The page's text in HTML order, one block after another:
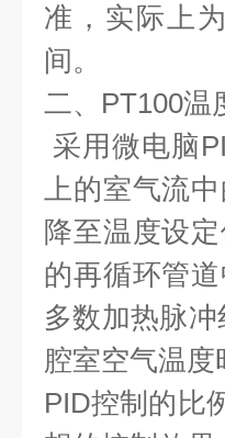
准，实际上
间。
二、PT100温
采用微电脑
上的室气流
降至温度设
的再循环管
多数加热脉
腔室空气温度
PID控制的比